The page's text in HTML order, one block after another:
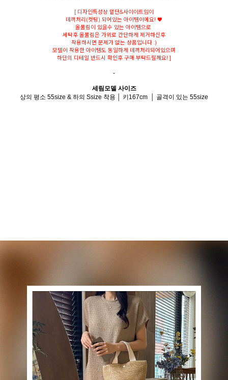
[ 디자인특성상 밑단&사이이트임이
데끼처리(컷팅) 되어있는 아이템이에요! ♥
올풀림이 있을수 있는 아이템으로
세탁후 올풀림은 가위로 간단하게 제거하신후
착용하시면 문제가 없는 상품입니다 :)
모델이 착용한 아이템도 동일하게 데끼처리되어있으며
하단의 디테일 반드시 확인후 구매 부탁드릴께요! ]
-
세림모델 사이즈
상의 평소 55size & 하의 Ssize 착용 │ 키167cm │ 골격이 있는 55size